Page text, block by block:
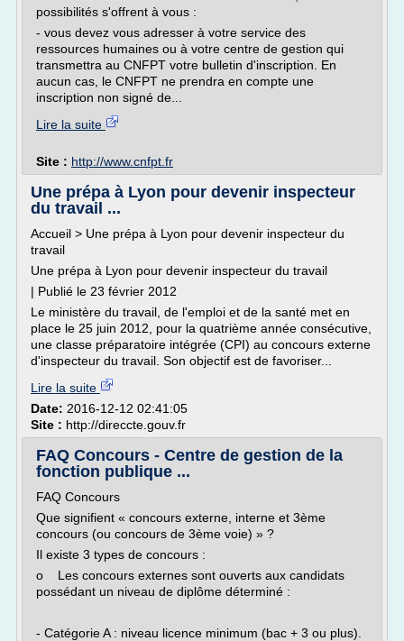
possibilités s'offrent à vous :
- vous devez vous adresser à votre service des
ressources humaines ou à votre centre de gestion qui
transmettra au CNFPT votre bulletin d'inscription. En
aucun cas, le CNFPT ne prendra en compte une
inscription non signé de...
Lire la suite
Site : http://www.cnfpt.fr
Une prépa à Lyon pour devenir inspecteur
du travail ...
Accueil > Une prépa à Lyon pour devenir inspecteur du
travail
Une prépa à Lyon pour devenir inspecteur du travail
| Publié le 23 février 2012
Le ministère du travail, de l'emploi et de la santé met en
place le 25 juin 2012, pour la quatrième année consécutive,
une classe préparatoire intégrée (CPI) au concours externe
d'inspecteur du travail. Son objectif est de favoriser...
Lire la suite
Date: 2016-12-12 02:41:05
Site : http://direccte.gouv.fr
FAQ Concours - Centre de gestion de la
fonction publique ...
FAQ Concours
Que signifient « concours externe, interne et 3ème
concours (ou concours de 3ème voie) » ?
Il existe 3 types de concours :
o Les concours externes sont ouverts aux candidats
possédant un niveau de diplôme déterminé :
- Catégorie A : niveau licence minimum (bac + 3 ou plus).